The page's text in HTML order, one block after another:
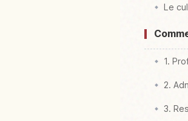
Le
1.
2.
3.